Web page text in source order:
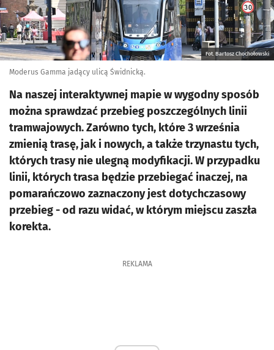
Fot. Bartosz Chochołowski
Moderus Gamma jadący ulicą Świdnicką.
Na naszej interaktywnej mapie w wygodny sposób
można sprawdzać przebieg poszczególnych linii
tramwajowych. Zarówno tych, które 3 września
zmienią trasę, jak i nowych, a także trzynastu tych,
których trasy nie ulegną modyfikacji. W przypadku
linii, których trasa będzie przebiegać inaczej, na
pomarańczowo zaznaczony jest dotychczasowy
przebieg - od razu widać, w którym miejscu zaszła
korekta.
REKLAMA